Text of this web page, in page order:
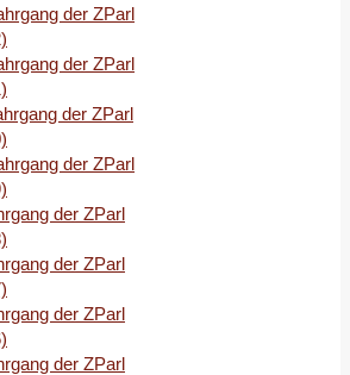
der ZParl
der ZParl
der ZParl
der ZParl
der ZParl
der ZParl
der ZParl
der ZParl